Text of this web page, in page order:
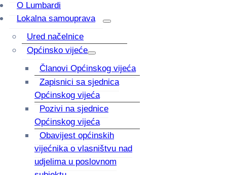
O Lumbardi
Lokalna samouprava
Ured načelnice
Općinsko vijeće
Članovi Općinskog vijeća
Zapisnici sa sjednica
Općinskog vijeća
Pozivi na sjednice
Općinskog vijeća
Obavijest općinskih
vijećnika o vlasništvu nad
udjelima u poslovnom